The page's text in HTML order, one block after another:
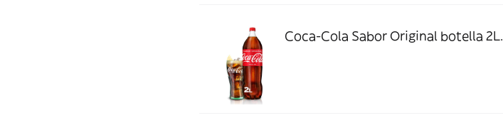
Coca-Cola Sabor Original botella 2L.